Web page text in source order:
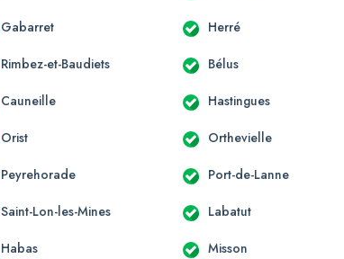
Gabarret Herré
Rimbez-et-Baudiets Bélus
Cauneille Hastingues
Orist Orthevielle
Peyrehorade Port-de-Lanne
Saint-Lon-les-Mines Labatut
Habas Misson